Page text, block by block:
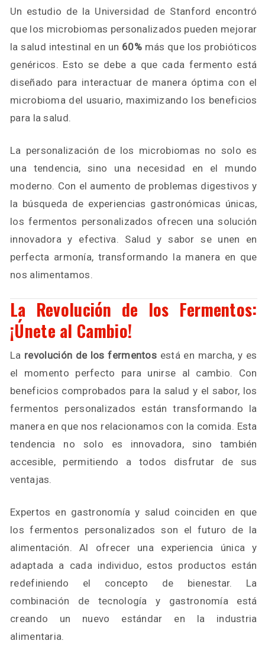
Un estudio de la Universidad de Stanford encontró
que los microbiomas personalizados pueden mejorar
la salud intestinal en un 60%más que los probióticos
genéricos. Esto se debe a que cada fermento está
diseñado para interactuar de manera óptima con el
microbioma del usuario, maximizando los beneficios
para la salud.
La personalización de los microbiomas no solo es
una tendencia, sino una necesidad en el mundo
moderno. Con el aumento de problemas digestivos y
la búsqueda de experiencias gastronómicas únicas,
los fermentos personalizados ofrecen una solución
innovadora y efectiva. Salud y sabor se unen en
perfecta armonía, transformando la manera en que
nos alimentamos.
La Revolución de los Fermentos:
¡Únete al Cambio!
La revolución de los fermentos está en marcha, y es
el momento perfecto para unirse al cambio. Con
beneficios comprobados para la salud y el sabor, los
fermentos personalizados están transformando la
manera en que nos relacionamos con la comida. Esta
tendencia no solo es innovadora, sino también
accesible, permitiendo a todos disfrutar de sus
ventajas.
Expertos en gastronomía y salud coinciden en que
los fermentos personalizados son el futuro de la
alimentación. Al ofrecer una experiencia única y
adaptada a cada individuo, estos productos están
redefiniendo el concepto de bienestar. La
combinación de tecnología y gastronomía está
creando un nuevo estándar en la industria
alimentaria.